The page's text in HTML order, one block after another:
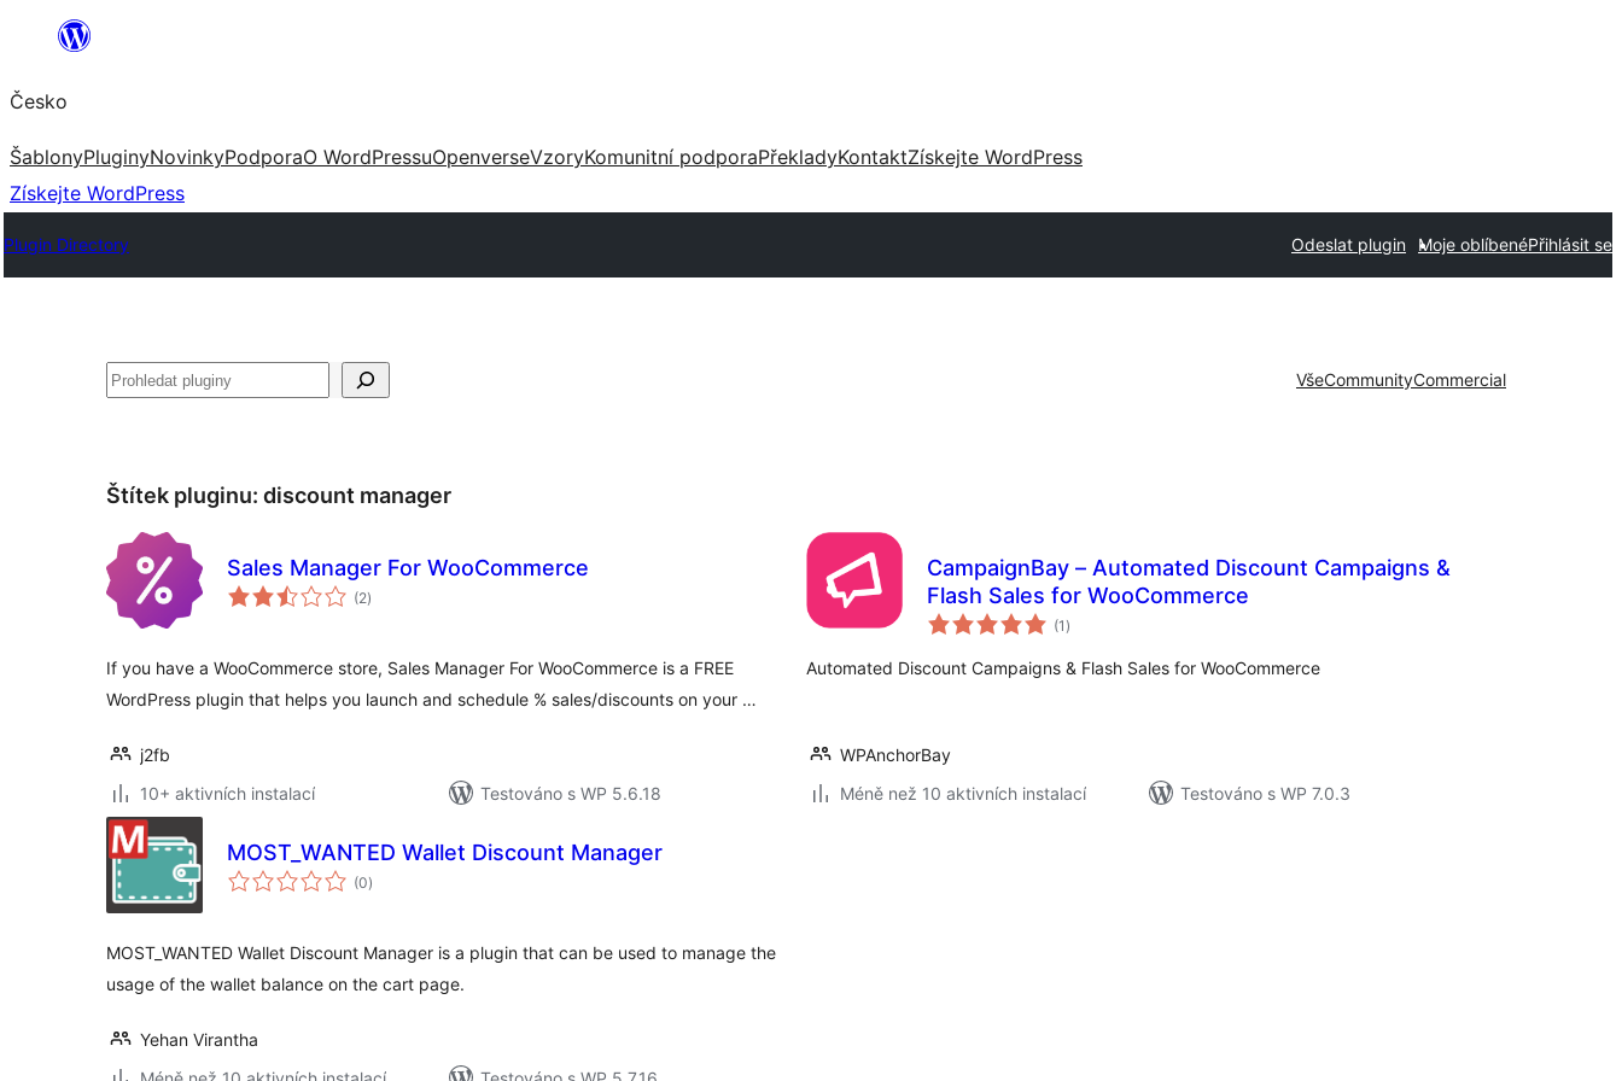
Přeskočit
obsah
Česko
ŠablonyPluginyNovinkyPodporaO WordPressuOpenverseVzoryKomunitní podporaPřekladyKontaktZískejte WordPress
Získejte WordPress
Plugin Directory Odeslat plugin Moje oblíbenéPřihlásit se
Hledat VšeCommunityCommercial
Štítek pluginu: discount manager
Sales Manager For WooCommerce
(2celkové
hodnocení
)
If you have a WooCommerce store, Sales Manager For WooCommerce is a FREE
WordPress plugin that helps you launch and schedule % sales/discounts on your …
j2fb
10+ aktivních instalací
Testováno s WP 5.6.18
CampaignBay – Automated Discount Campaigns &
Flash Sales for WooCommerce
(1 celkové
hodnocení
)
Automated Discount Campaigns & Flash Sales for WooCommerce
WPAnchorBay
Méně než 10 aktivních instalací
Testováno s WP 7.0.3
MOST_WANTED Wallet Discount Manager
(0celkové
hodnocení
)
MOST_WANTED Wallet Discount Manager is a plugin that can be used to manage the
usage of the wallet balance on the cart page.
Yehan Virantha